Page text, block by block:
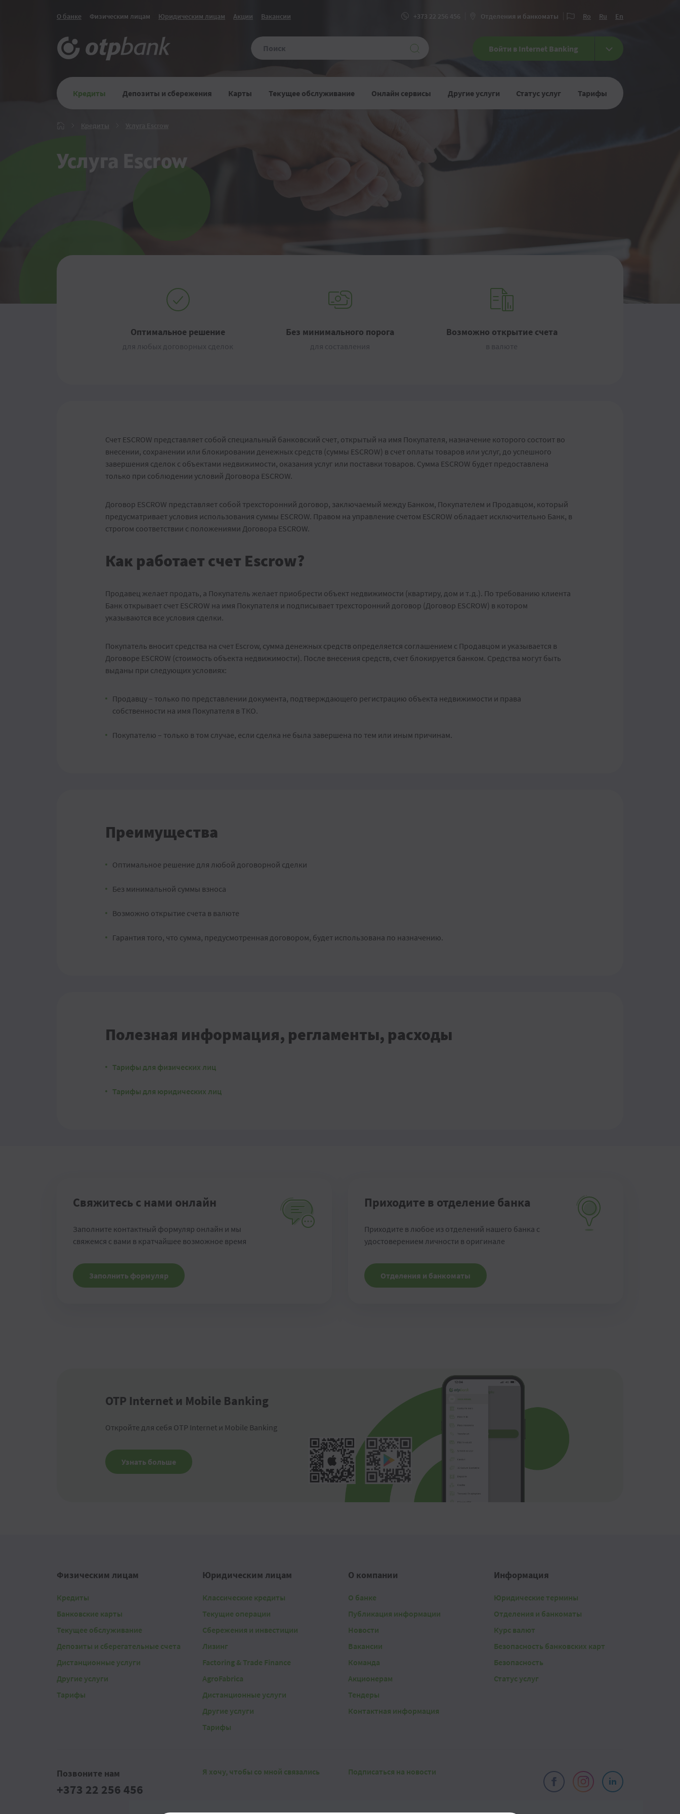
О банке Физическим лицам Юридическим лицам Акции Вакансии +373 22 256 456 Отделения и банкоматы Ro Ru En
Войти в Internet Banking
Кредиты Депозиты и сбережения Карты Текущее обслуживание Онлайн сервисы Другие услуги Статус услуг Тарифы
Кредиты Услуга EscrowУслуга
Услуга Escrow
Оптимальное решение
для любых договорных сделок
Без минимального порога
для составления
Возможно открытие счета
в валюте
Счет ESCROW представляет собой специальный банковский счет, открытый на имя Покупателя, назначение которого состоит во
внесении, сохранении или блокировании денежных средств (суммы ESCROW) в счет оплаты товаров или услуг, до успешного
завершения сделок с объектами недвижимости, оказания услуг или поставки товаров. Сумма ESCROW будет предоставлена
только при соблюдении условий Договора ESCROW.
Договор ESCROW представляет собой трехсторонний договор, заключаемый между Банком, Покупателем и Продавцом, который
предусматривает условия использования суммы ESCROW. Правом на управление счетом ESCROW обладает исключительно Банк, в
строгом соответствии с положениями Договора ESCROW.
Как работает счет Escrow?
Продавец желает продать, а Покупатель желает приобрести объект недвижимости (квартиру, дом и т.д.). По требованию клиента
Банк открывает счет ESCROW на имя Покупателя и подписывает трехсторонний договор (Договор ESCROW) в котором
указываются все условия сделки.
Покупатель вносит средства на счет Escrow, сумма денежных средств определяется соглашением с Продавцом и указывается в
Договоре ESCROW (стоимость объекта недвижимости). После внесения средств, счет блокируется банком. Средства могут быть
выданы при следующих условиях:
Продавцу – только по представлении документа, подтверждающего регистрацию объекта недвижимости и права
собственности на имя Покупателя в ТКО.
Покупателю – только в том случае, если сделка не была завершена по тем или иным причинам.
Преимущества
Оптимальное решение для любой договорной сделки
Без минимальной суммы взноса
Возможно открытие счета в валюте
Гарантия того, что сумма, предусмотренная договором, будет использована по назначению.
Полезная информация, регламенты, расходы
Тарифы для физических лиц
Тарифы для юридических лиц
Свяжитесь с нами онлайн
Заполните контактный формуляр онлайн и мы
свяжемся с вами в кратчайшее возможное время
Заполнить формуляр
Приходите в отделение банка
Приходите в любое из отделений нашего банка с
удостоверением личности в оригинале
Отделения и банкоматы
OTP Internet и Mobile Banking
Откройте для себя OTP Internet и Mobile Banking
Узнать больше
Физическим лицам
Кредиты
Банковские карты
Текущее обслуживание
Депозиты и сберегательные счета
Дистанционные услуги
Другие услуги
Тарифы
Юридическим лицам
Классические кредиты
Текущие операции
Сбережения и инвестиции
Лизинг
Factoring & Trade Finance
AgroFabrica
Дистанционные услуги
Другие услуги
Тарифы
О компании
О банке
Публикация информации
Новости
Вакансии
Команда
Акционерам
Тендеры
Контактная информация
Информация
Юридические термины
Отделения и банкоматы
Курс валют
Безопасность банковских карт
Безопасность
Статус услуг
Позвоните нам
+373 22 256 456
Я хочу, чтобы со мной связались Подписаться на новости